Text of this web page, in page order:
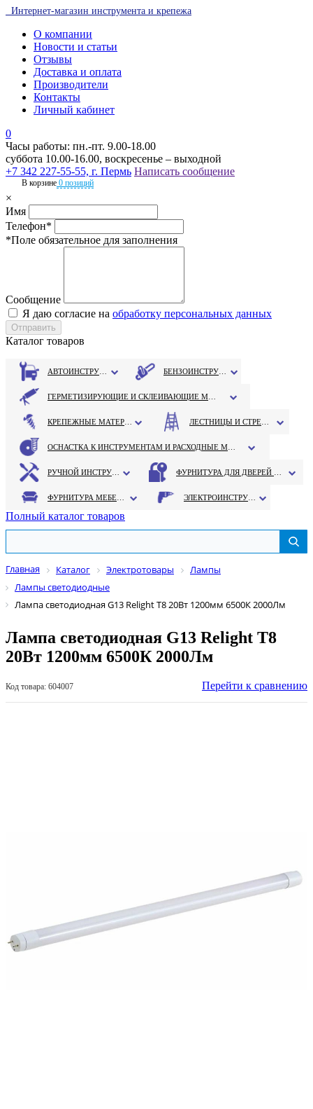
Интернет-магазин инструмента и крепежа
О компании
Новости и статьи
Отзывы
Доставка и оплата
Производители
Контакты
Личный кабинет
0
Часы работы: пн.-пт. 9.00-18.00
суббота 10.00-16.00, воскресенье – выходной
+7 342 227-55-55, г. Пермь Написать сообщение
В корзине 0 позиций
×
Имя
Телефон*
*Поле обязательное для заполнения
Сообщение
Я даю согласие на обработку персональных данных
Каталог товаров
Полный каталог товаров
Главная Каталог Электротовары
Лампы
Лампы светодиодные
Лампа светодиодная G13 Relight T8 20Вт 1200мм 6500К 2000Лм
Лампа светодиодная G13 Relight T8
20Вт 1200мм 6500К 2000Лм
Код товара: 604007 Перейти к сравнению